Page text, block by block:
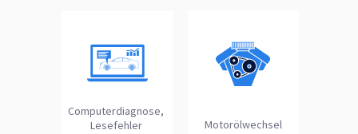
Computerdiagnose,
Lesefehler
Motorölwechsel